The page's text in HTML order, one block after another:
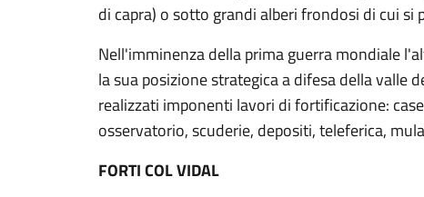
di capra) o sotto grandi alberi frondosi di cui si
Nell'imminenza della prima guerra mondiale
la sua posizione strategica a difesa della valle
realizzati imponenti lavori di fortificazione:
osservatorio, scuderie, depositi, teleferica,
FORTI COL VIDAL